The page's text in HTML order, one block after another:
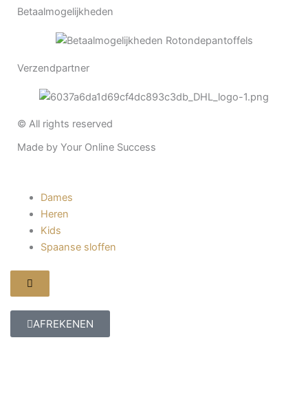
Betaalmogelijkheden
Verzendpartner
© All rights reserved
Made by Your Online Success
Dames
Heren
Kids
Spaanse sloffen
Hamburger
toggle
AFREKENEN